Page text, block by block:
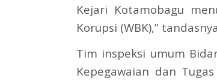
Kejari Kotamobagu
Korupsi (WBK),”
Tim inspeksi umum
Kepegawaian dan